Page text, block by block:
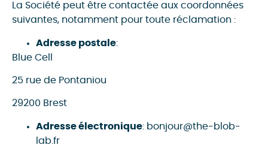
La Société peut être contactée aux coordonnées
suivantes, notamment pour toute réclamation :
Adresse postale:
Blue Cell
25 rue de Pontaniou
29200 Brest
Adresse électronique: bonjour@the-blob-
lab.fr